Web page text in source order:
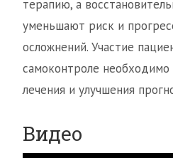
терапию, а
уменьшают риск и
осложнений. Участие
самоконтроле
лечения и улучшения
Видео